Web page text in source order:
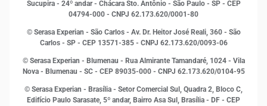
Leis e impostos
Marketing
Open Finance
Proteção de Dados
Sustentabilidade Corporativa
Sucupira - 24º andar - Chácara Sto. Antônio - São Paulo - SP - CEP
04794-000 - CNPJ 62.173.620/0001-80
© Serasa Experian - São Carlos - Av. Dr. Heitor José Reali, 360 - São
Carlos - SP - CEP 13571-385 - CNPJ 62.173.620/0093-06
© Serasa Experian - Blumenau - Rua Almirante Tamandaré, 1024 - Vila
Nova - Blumenau - SC - CEP 89035-000 - CNPJ 62.173.620/0104-95
© Serasa Experian - Brasília - Setor Comercial Sul, Quadra 2, Bloco C,
Edifício Paulo Sarasate, 5º andar, Bairro Asa Sul, Brasília - DF - CEP